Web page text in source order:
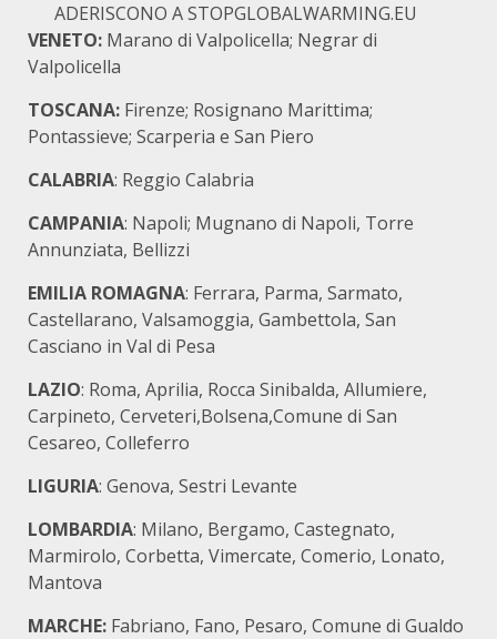
ADERISCONO ASTOPGLOBALWARMING.EU
VENETO: Marano di Valpolicella; Negrar di
Valpolicella
TOSCANA: Firenze; Rosignano Marittima;
Pontassieve; Scarperia e San Piero
CALABRIA: Reggio Calabria
CAMPANIA: Napoli; Mugnano di Napoli, Torre
Annunziata, Bellizzi
EMILIA ROMAGNA: Ferrara, Parma, Sarmato,
Castellarano, Valsamoggia, Gambettola, San
Casciano in Val di Pesa
LAZIO: Roma, Aprilia, Rocca Sinibalda, Allumiere,
Carpineto, Cerveteri,Bolsena,Comune di San
Cesareo, Colleferro
LIGURIA: Genova, Sestri Levante
LOMBARDIA: Milano, Bergamo, Castegnato,
Marmirolo, Corbetta, Vimercate, Comerio, Lonato,
Mantova
MARCHE: Fabriano, Fano, Pesaro, Comune di Gualdo